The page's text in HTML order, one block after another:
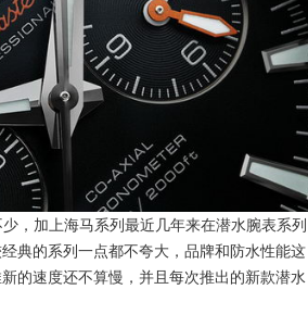
，加上海马系列最近几年来在潜水腕表系列
典的系列一点都不夸大，品牌和防水性能这
的速度还不算慢，并且每次推出的新款潜水